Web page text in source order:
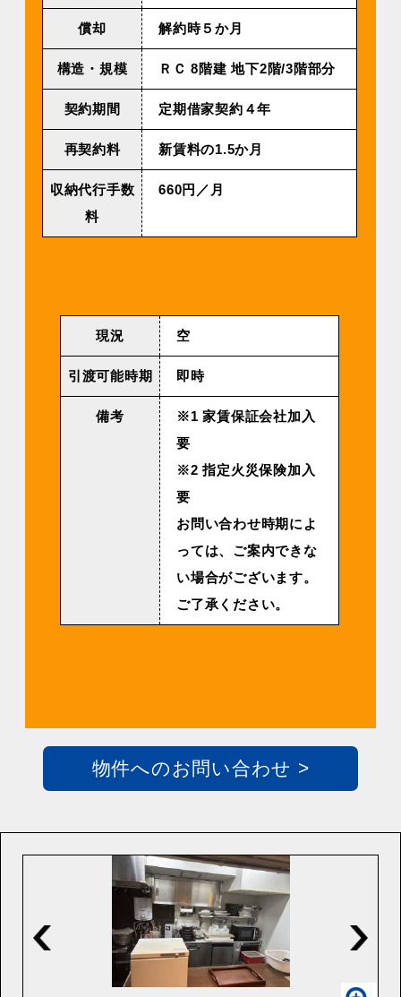
償却 解約時５か月
構造・規模 ＲＣ 8階建 地下2階/3階部分
契約期間 定期借家契約４年
再契約料 新賃料の1.5か月
収納代行手数
料
660円／⽉
現況 空
引渡可能時期 即時
備考
※1 家賃保証会社加入
要
※2 指定火災保険加入
要
お問い合わせ時期によ
っては、ご案内できな
い場合がございます。
ご了承ください。
物件へのお問い合わせ >